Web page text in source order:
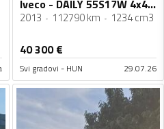
Iveco - DAILY 55S17W 4x4 / DOKA dupla kabina / Camper / Cerada / Kamion do 3,5 t / STR-0723
2013 112790 km 1234 cm3
40 300€
Svi gradovi - HUN 29.07.26